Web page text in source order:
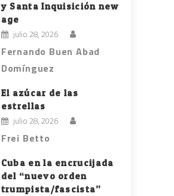
y Santa Inquisición new
age
julio 28, 2026
Fernando Buen Abad
Domínguez
El azúcar de las
estrellas
julio 28, 2026
Frei Betto
Cuba en la encrucijada
del “nuevo orden
trumpista/fascista”